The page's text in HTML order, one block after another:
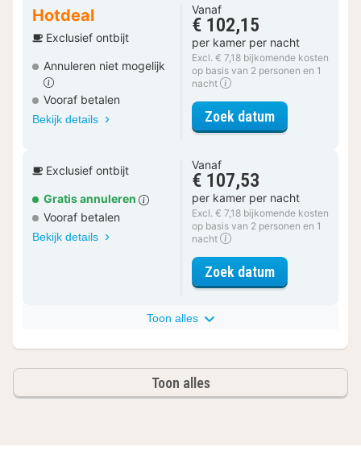
Hotdeal
Exclusief ontbijt
Annuleren niet mogelijk
Vooraf betalen
Bekijk details
Vanaf
€ 102,15
per kamer per nacht
Excl. € 7,18 bijkomende kosten
op basis van 2 personen en 1
nacht
Zoek datumvoor Superior
Exclusief ontbijt
Gratis annuleren
Vooraf betalen
Bekijk details
Vanaf
€ 107,53
per kamer per nacht
Excl. € 7,18 bijkomende kosten
op basis van 2 personen en 1
nacht
Zoek datumvoor Superior
Toon alles
Toon alles